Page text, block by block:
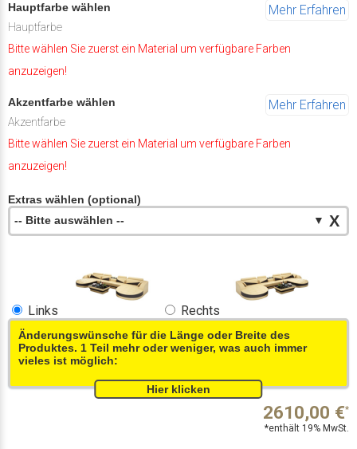
Hauptfarbe wählen Mehr Erfahren
Hauptfarbe
Bitte wählen Sie zuerst ein Material um verfügbare Farben
anzuzeigen!
Akzentfarbe wählen Mehr Erfahren
Akzentfarbe
Bitte wählen Sie zuerst ein Material um verfügbare Farben
anzuzeigen!
Extras wählen (optional)
-- Bitte auswählen --
▼ X
Links Rechts
Änderungswünsche für die Länge oder Breite des
Produktes. 1 Teil mehr oder weniger, was auch immer
vieles ist möglich:
2610,00 €*
*enthält 19% MwSt.